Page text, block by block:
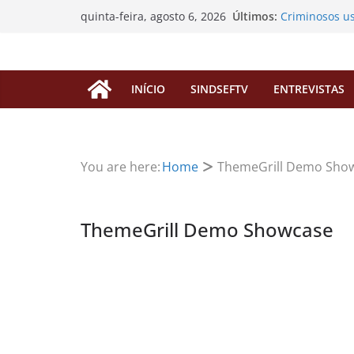
quinta-feira, agosto 6, 2026 Últimos: Criminosos
EDITAL DE
SINDSEF/RO
Atualização
INÍCIO SINDSEFTV ENTREVISTAS
You are here:Home ThemeGrill Demo
ThemeGrill Demo Showcase